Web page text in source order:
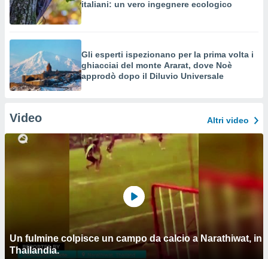
italiani: un vero ingegnere ecologico
Gli esperti ispezionano per la prima volta i
ghiacciai del monte Ararat, dove Noè
approdò dopo il Diluvio Universale
Video Altri video
Un fulmine colpisce un campo da calcio a Narathiwat, in
Thailandia.